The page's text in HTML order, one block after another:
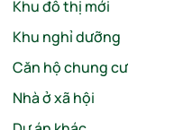
Khu đô thị mới
Khu nghỉ dưỡng
Căn hộ chung cư
Nhà ở xã hội